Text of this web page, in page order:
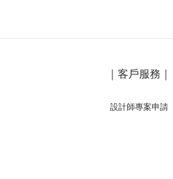
｜客戶服務｜
設計師專案申請